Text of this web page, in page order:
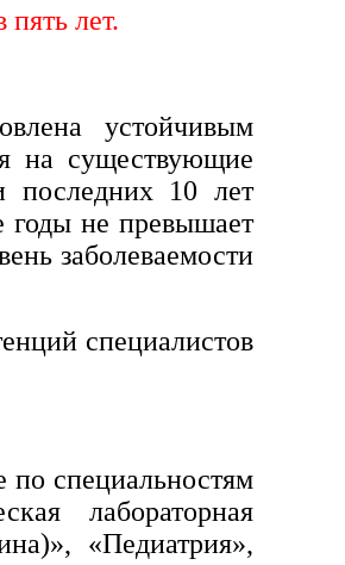
лет.
устойчивым
на существующие
последних 10 лет
годы не превышает
заболеваемости
специалистов
по специальностям
лабораторная
«Педиатрия»,